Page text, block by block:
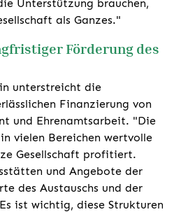
Unterstützung brauchen,
als Ganzes."
Förderung des
unterstreicht die
Finanzierung von
und Ehrenamtsarbeit. "Die
vielen Bereichen wertvolle
Gesellschaft profitiert.
und Angebote der
des Austauschs und der
ist wichtig, diese Strukturen